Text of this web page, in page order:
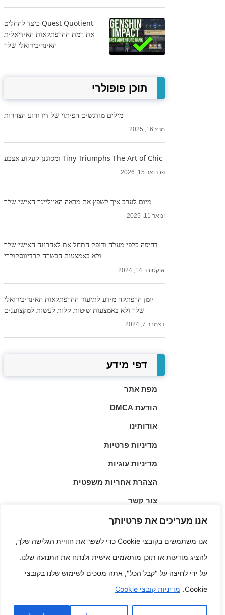
אנו מעריכים את פרטיותך
אנו משתמשים בקובצי Cookie כדי לשפר את חוויית הגלישה שלך,
להציג מודעות או תוכן מותאמים אישית ולנתח את התנועה שלנו.
על ידי לחיצה על "קבל הכל", אתה מסכים לשימוש שלנו בקובצי
Cookie. מדיניות קובצי Cookie
Quest Quotient כיצד להחליט
את רמת ההרפתקאות האידיאלית
האינדיבידואלי שלך
תוכן פופולרי
מילים מודגשים הפיתוי של דיו זרוע הצהרות
מרץ 16, 2025
Tiny Triumphs The Art of Chic ומסוגנן קעקוע אצבע
פברואר 15, 2026
מיום לערב איך לשפץ את מראה האייליינר האישי שלך
ינואר 11, 2025
דחיפה כלפי מעלה ודופק התחל את לאחרונה האישי שלך
ולא באמצעות הכשרה קרדיווסקולרי
אוקטובר 14, 2024
יומן הרפתקה מידע לתיעוד ההרפתקאות האינדיבידואלי
שלך ולא באמצעות שיטות קלות לעשות למקצוענים
דצמבר 7, 2024
דפי מידע
מפת אתר
הודעת DMCA
אודותינו
מדיניות פרטיות
מדיניות עוגיות
הצהרת אחריות משפטית
צור קשר
תנאי שימוש
Cajov.com| © 2026 | קרן שלו הוא יזם חובב משחקים שגדל עם
ליצור מקום שבו אנשים יכולים ליהנות ממשחקים במהירות ובקלות.
בין הידע הטכני שלו לבין התשוקה לבידור אינטראקטיבי כדי לבנות